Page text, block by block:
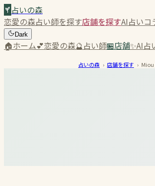
占いの森
恋愛の森占い師を探す店舗を探すAI占いコ
Dark
🏠ホーム💕恋愛の森🔮占い師🏪店舗✨AI占
占いの森 › 店舗を探す › Miou